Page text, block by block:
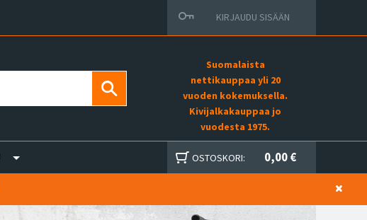
KIRJAUDU SISÄÄN
Suomalaista
nettikauppaa yli 20
vuoden kokemuksella.
Kivijalkakauppaa jo
vuodesta 1975.
OSTOSKORI: 0,00 €